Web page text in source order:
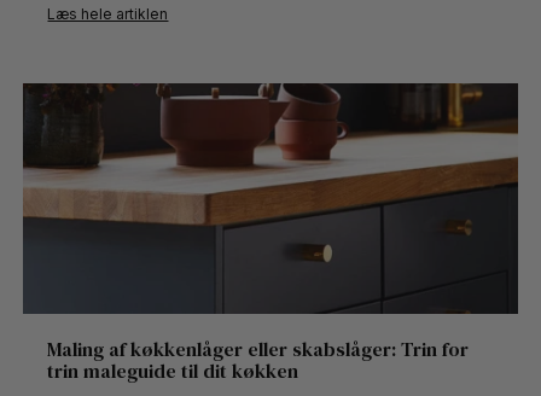
hinanden, så du kan skabe lige præcis den stemning,
2026 - måske du finder din nye yndlingsfarve.
Læs hele artiklen
Maling af køkkenlåger eller skabslåger: Trin for
trin maleguide til dit køkken